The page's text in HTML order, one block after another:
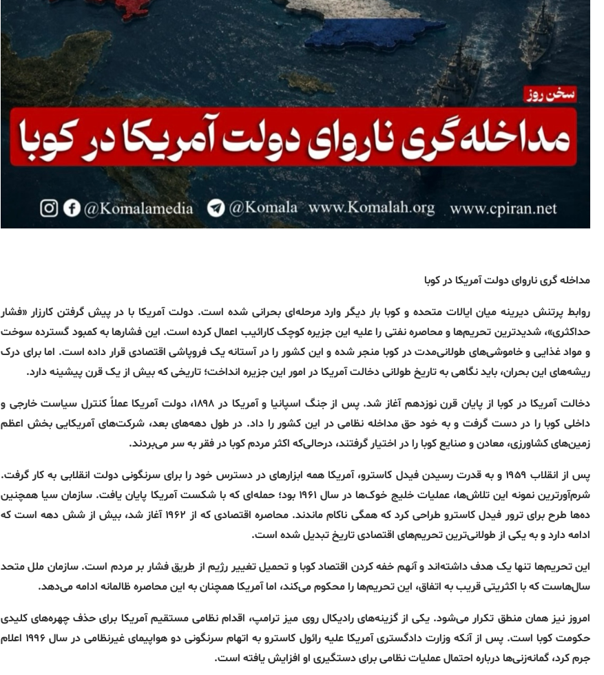
مداخله گری ناروای دولت آمریکا در کوبا
روابط پرتنش دیرینه میان ایالات متحده و کوبا بار دیگر وارد مرحله‌ای بحرانی شده است. دولت آمریکا با در پیش گرفتن کارزار «فشار
حداکثری»، شدیدترین تحریم‌ها و محاصره نفتی را علیه این جزیره کوچک کارائیب اعمال کرده است. این فشارها به کمبود گسترده سوخت
و مواد غذایی و خاموشی‌های طولانی‌مدت در کوبا منجر شده و این کشور را در آستانه یک فروپاشی اقتصادی قرار داده است. اما برای درک
ریشه‌های این بحران، باید نگاهی به تاریخ طولانی دخالت آمریکا در امور این جزیره انداخت؛ تاریخی که بیش از یک قرن پیشینه دارد.
دخالت آمریکا در کوبا از پایان قرن نوزدهم آغاز شد. پس از جنگ اسپانیا و آمریکا در ۱۸۹۸، دولت آمریکا عملاً کنترل سیاست خارجی و
داخلی کوبا را در دست گرفت و به خود حق مداخله نظامی در این کشور را داد. در طول دهه‌های بعد، شرکت‌های آمریکایی بخش اعظم
زمین‌های کشاورزی، معادن و صنایع کوبا را در اختیار گرفتند، درحالی‌که اکثر مردم کوبا در فقر به سر می‌بردند.
پس از انقلاب ۱۹۵۹ و به قدرت رسیدن فیدل کاسترو، آمریکا همه ابزارهای در دسترس خود را برای سرنگونی دولت انقلابی به کار گرفت.
شرم‌آورترین نمونه این تلاش‌ها، عملیات خلیج خوک‌ها در سال ۱۹۶۱ بود؛ حمله‌ای که با شکست آمریکا پایان یافت. سازمان سیا همچنین
ده‌ها طرح برای ترور فیدل کاسترو طراحی کرد که همگی ناکام ماندند. محاصره اقتصادی که از ۱۹۶۲ آغاز شد، بیش از شش دهه است که
ادامه دارد و به یکی از طولانی‌ترین تحریم‌های اقتصادی تاریخ تبدیل شده است.
این تحریم‌ها تنها یک هدف داشته‌اند و آنهم خفه کردن اقتصاد کوبا و تحمیل تغییر رژیم از طریق فشار بر مردم است. سازمان ملل متحد
سال‌هاست که با اکثریتی قریب به اتفاق، این تحریم‌ها را محکوم می‌کند، اما آمریکا همچنان به این محاصره ظالمانه ادامه می‌دهد.
امروز نیز همان منطق تکرار می‌شود. یکی از گزینه‌های رادیکال روی میز ترامپ، اقدام نظامی مستقیم آمریکا برای حذف چهره‌های کلیدی
حکومت کوبا است. پس از آنکه وزارت دادگستری آمریکا علیه رائول کاسترو به اتهام سرنگونی دو هواپیمای غیرنظامی در سال ۱۹۹۶ اعلام
جرم کرد، گمانه‌زنی‌ها درباره احتمال عملیات نظامی برای دستگیری او افزایش یافته است.